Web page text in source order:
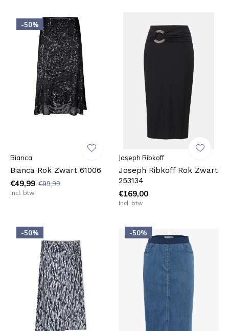
-50%
Bianca
Bianca Rok Zwart 61006
€49,99 €99,99
Incl. btw
Joseph Ribkoff
Joseph Ribkoff Rok Zwart
253134
€169,00
Incl. btw
-50% -50%